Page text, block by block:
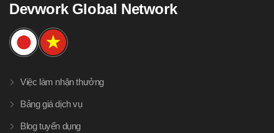
Devwork Global Network
Việc làm nhận thưởng
Bảng giá dịch vụ
Blog tuyển dụng